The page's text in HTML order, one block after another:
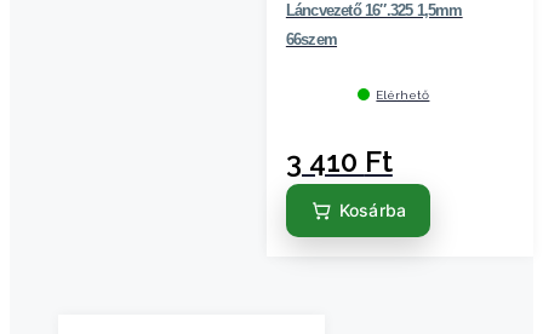
Láncvezető 16″.325 1,5mm
66szem
Elérhető
3 410 Ft
Kosárba